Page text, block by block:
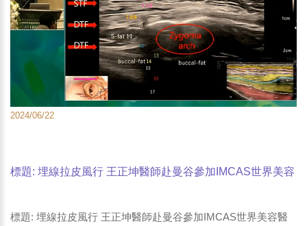
2024/06/22
標題: 埋線拉皮風行 王正坤醫師赴曼谷參加IMCAS世界美容
標題: 埋線拉皮風行 王正坤醫師赴曼谷參加IMCAS世界美容醫